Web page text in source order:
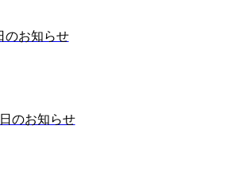
のお知らせ
のお知らせ